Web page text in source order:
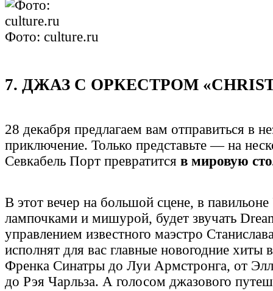
Фото: culture.ru
7. ДЖАЗ С ОРКЕСТРОМ
28 декабря предлагаем вам отправиться в
приключение. Только представьте — на
Севкабель Порт превратится в мировую
В этот вечер на большой сцене, в
лампочками и мишурой, будет звучать
управлением известного маэстро
исполнят для вас главные новогодние хиты
Френка Синатры до Луи Армстронга, от
до Рэя Чарльза. А голосом джазового